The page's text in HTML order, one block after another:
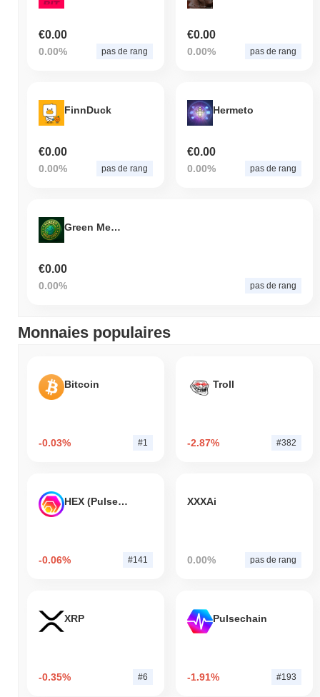
€0.00
0.00% pas de rang
€0.00
0.00% pas de rang
FinnDuck
€0.00
0.00% pas de rang
Hermeto
€0.00
0.00% pas de rang
Green Meme Coin
€0.00
0.00% pas de rang
Monnaies populaires
Bitcoin
-0.03% #1
Troll
-2.87% #382
HEX (Pulsechain)
-0.06% #141
XXXAi
0.00% pas de rang
XRP
-0.35% #6
Pulsechain
-1.91% #193